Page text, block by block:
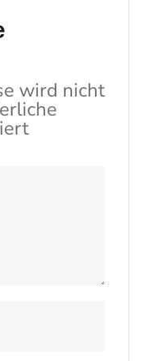
wird nicht